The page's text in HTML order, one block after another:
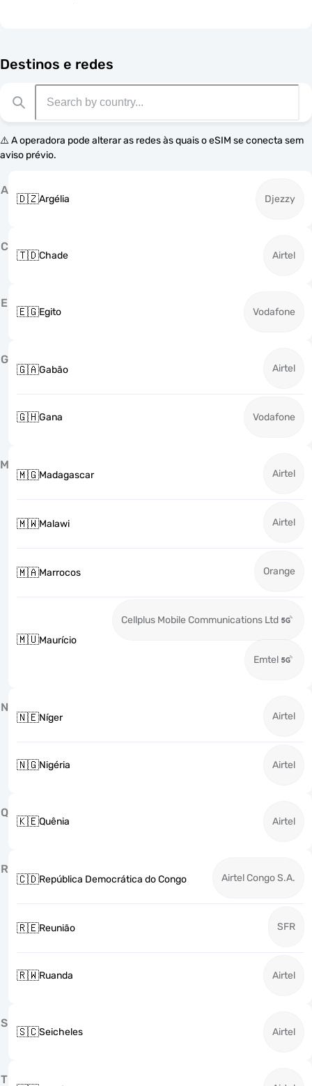
Destinos e redes
⚠️ A operadora pode alterar as redes às quais o eSIM se conecta sem
aviso prévio.
A
🇩🇿Argélia Djezzy
C
🇹🇩Chade Airtel
E
🇪🇬Egito Vodafone
G
🇬🇦Gabão Airtel
🇬🇭Gana Vodafone
M
🇲🇬Madagascar Airtel
🇲🇼Malawi Airtel
🇲🇦Marrocos Orange
🇲🇺Maurício
Cellplus Mobile Communications Ltd
Emtel
N
🇳🇪Níger Airtel
🇳🇬Nigéria Airtel
Q
🇰🇪Quênia Airtel
R
🇨🇩República Democrática do Congo Airtel Congo S.A.
🇷🇪Reunião SFR
🇷🇼Ruanda Airtel
S
🇸🇨Seicheles Airtel
T